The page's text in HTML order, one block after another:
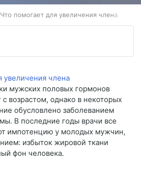
Что помогает для увеличения члена
мужских половых гормонов
возрастом, однако в некоторых
обусловлено заболеванием
В последние годы врачи все
импотенцию у молодых мужчин,
избыток жировой ткани
фон человека.